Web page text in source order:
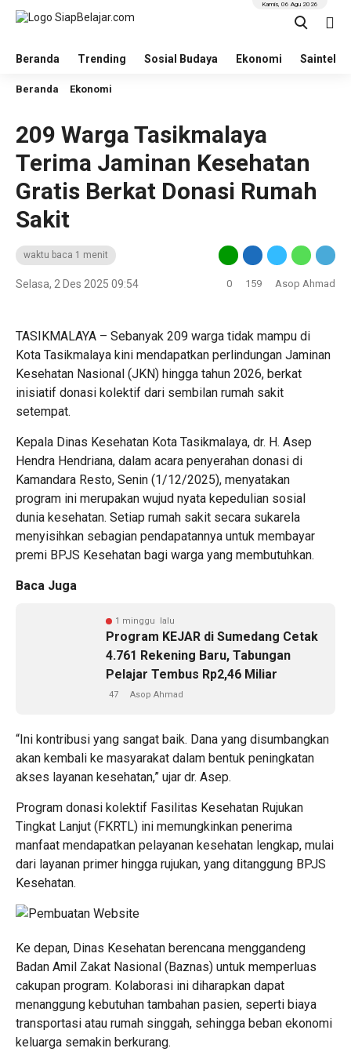
Beranda Trending Sosial Budaya Ekonomi Saintek
Kamis, 06 Agu 2026
Beranda Ekonomi
209 Warga Tasikmalaya
Terima Jaminan Kesehatan
Gratis Berkat Donasi Rumah
Sakit
waktu baca 1 menit
Selasa, 2 Des 2025 09:54 0 159 Asop Ahmad
TASIKMALAYA – Sebanyak 209 warga tidak mampu di
Kota Tasikmalaya kini mendapatkan perlindungan Jaminan
Kesehatan Nasional (JKN) hingga tahun 2026, berkat
inisiatif donasi kolektif dari sembilan rumah sakit
setempat.
Kepala Dinas Kesehatan Kota Tasikmalaya, dr. H. Asep
Hendra Hendriana, dalam acara penyerahan donasi di
Kamandara Resto, Senin (1/12/2025), menyatakan
program ini merupakan wujud nyata kepedulian sosial
dunia kesehatan. Setiap rumah sakit secara sukarela
menyisihkan sebagian pendapatannya untuk membayar
premi BPJS Kesehatan bagi warga yang membutuhkan.
Baca Juga
1 minggu lalu
Program KEJAR di Sumedang Cetak
4.761 Rekening Baru, Tabungan
Pelajar Tembus Rp2,46 Miliar
47 Asop Ahmad
“Ini kontribusi yang sangat baik. Dana yang disumbangkan
akan kembali ke masyarakat dalam bentuk peningkatan
akses layanan kesehatan,” ujar dr. Asep.
Program donasi kolektif Fasilitas Kesehatan Rujukan
Tingkat Lanjut (FKRTL) ini memungkinkan penerima
manfaat mendapatkan pelayanan kesehatan lengkap, mulai
dari layanan primer hingga rujukan, yang ditanggung BPJS
Kesehatan.
Ke depan, Dinas Kesehatan berencana menggandeng
Badan Amil Zakat Nasional (Baznas) untuk memperluas
cakupan program. Kolaborasi ini diharapkan dapat
menanggung kebutuhan tambahan pasien, seperti biaya
transportasi atau rumah singgah, sehingga beban ekonomi
keluarga semakin berkurang.